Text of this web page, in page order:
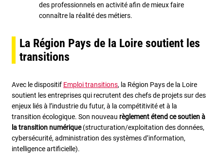
des professionnels en activité afin de mieux faire
connaître la réalité des métiers.
La Région Pays de la Loire soutient les
transitions
Avec le dispositif Emploi transitions, la Région Pays de la Loire
soutient les entreprises qui recrutent des chefs de projets sur des
enjeux liés à l’industrie du futur, à la compétitivité et à la
transition écologique. Son nouveau règlement étend ce soutien à
la transition numérique(structuration/exploitation des données,
cybersécurité, administration des systèmes d’information,
intelligence artificielle).